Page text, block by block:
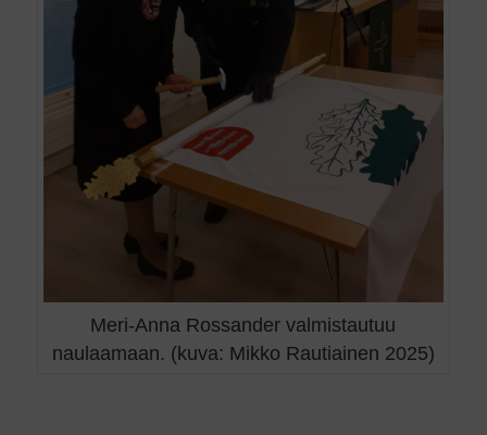
Meri-Anna Rossander valmistautuu
naulaamaan. (kuva: Mikko Rautiainen 2025)